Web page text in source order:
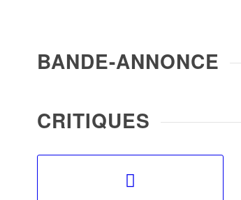
BANDE-ANNONCE
CRITIQUES